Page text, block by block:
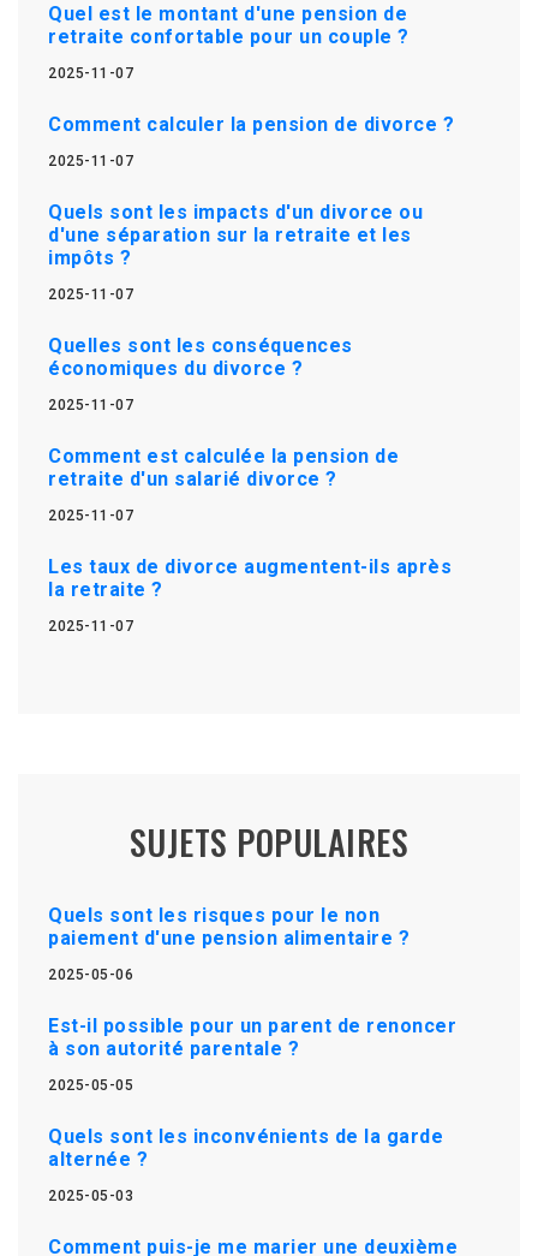
Quel est le montant d'une pension de
retraite confortable pour un couple ?
2025-11-07
Comment calculer la pension de divorce ?
2025-11-07
Quels sont les impacts d'un divorce ou
d'une séparation sur la retraite et les
impôts ?
2025-11-07
Quelles sont les conséquences
économiques du divorce ?
2025-11-07
Comment est calculée la pension de
retraite d'un salarié divorce ?
2025-11-07
Les taux de divorce augmentent-ils après
la retraite ?
2025-11-07
SUJETS POPULAIRES
Quels sont les risques pour le non
paiement d'une pension alimentaire ?
2025-05-06
Est-il possible pour un parent de renoncer
à son autorité parentale ?
2025-05-05
Quels sont les inconvénients de la garde
alternée ?
2025-05-03
Comment puis-je me marier une deuxième